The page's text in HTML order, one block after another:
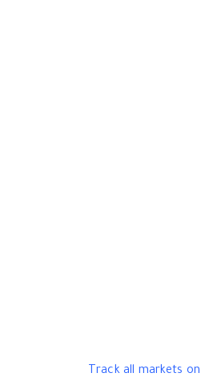
Track all markets